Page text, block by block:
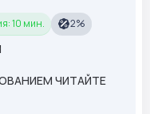
10 мин. 2%
ЧИТАЙТЕ